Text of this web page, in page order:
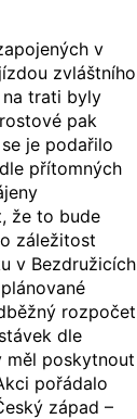
v
zvláštního
na trati byly
pak
je podařilo
přítomných
že to bude
záležitost
v Bezdružicích
rozpočet
dle
měl poskytnout
pořádalo
západ –